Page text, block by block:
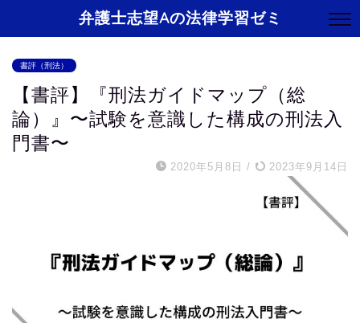
弁護士志望Aの法律学習ゼミ
書評（刑法）
【書評】『刑法ガイドマップ（総
論）』〜試験を意識した構成の刑法入
門書〜
2020年5月8日 / 2023年9月14日